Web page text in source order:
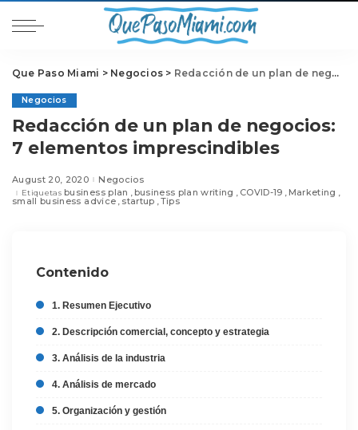
Que Paso Miami > Negocios > Redacción de un plan de negocios: 7 elementos imprescindibles
Negocios
Redacción de un plan de negocios:
7 elementos imprescindibles
August 20, 2020 Negocios
Etiquetas business plan business plan writing COVID-19 Marketing
small business advice startup Tips
Contenido
1. Resumen Ejecutivo
2. Descripción comercial, concepto y estrategia
3. Análisis de la industria
4. Análisis de mercado
5. Organización y gestión